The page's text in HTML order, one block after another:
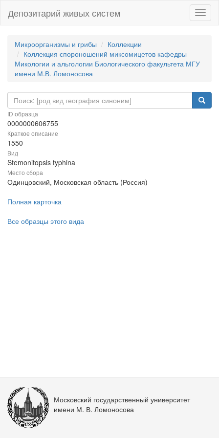
Депозитарий живых систем
Микроорганизмы и грибы
Коллекции
Коллекция спороношений миксомицетов кафедры
Микологии и альгологии Биологического факультета МГУ
имени М.В. Ломоносова
ID образца
0000000606755
Краткое описание
1550
Вид
Stemonitopsis typhina
Место сбора
Одинцовский, Московская область (Россия)
Полная карточка
Все образцы этого вида
Московский государственный университет
имени М. В. Ломоносова